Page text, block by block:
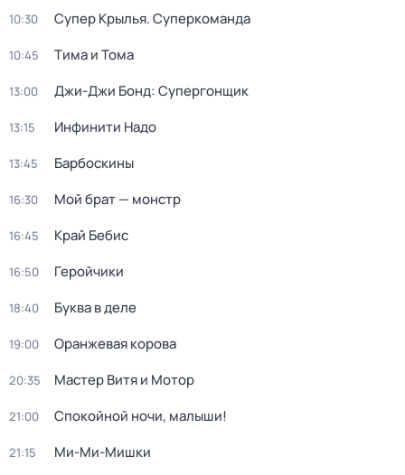
10:30 Супер Крылья. Суперкоманда
10:45 Тима и Тома
13:00 Джи-Джи Бонд: Супергонщик
13:15 Инфинити Надо
13:45 Барбоскины
16:30 Мой брат — монстр
16:45 Край Бебис
16:50 Геройчики
18:40 Буква в деле
19:00 Оранжевая корова
20:35 Мастер Витя и Мотор
21:00 Спокойной ночи, малыши!
21:15 Ми-Ми-Мишки